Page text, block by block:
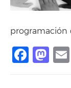
programación